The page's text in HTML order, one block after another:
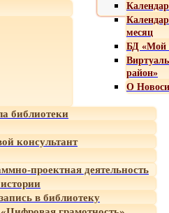
месяц
БД «Мой
район»
О
библиотеки
консультант
проектная деятельность
в библиотеку